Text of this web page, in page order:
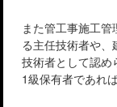
また管工事施工
る主任技術者や
技術者として認め
1級保有者であれ